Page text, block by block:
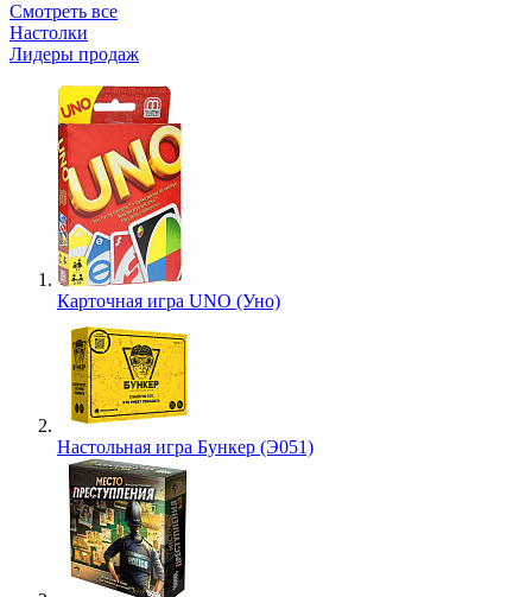
Смотреть все
Настолки
Лидеры продаж
Карточная игра UNO (Уно)
Настольная игра Бункер (Э051)